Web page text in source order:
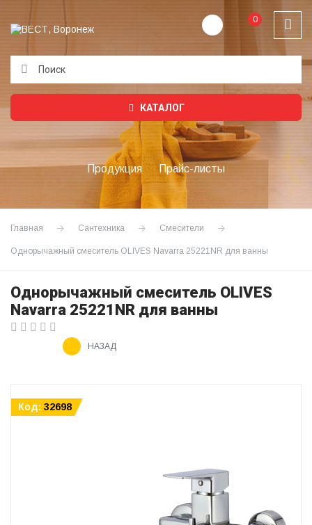
0
КАТАЛОГ
Продукция Прайс-листы
Главная Сантехника Смесители
Однорычажный смеситель OLIVES Navarra 25221NR для ванны
Однорычажный смеситель OLIVES
Navarra 25221NR для ванны
НАЗАД
Код: 32698